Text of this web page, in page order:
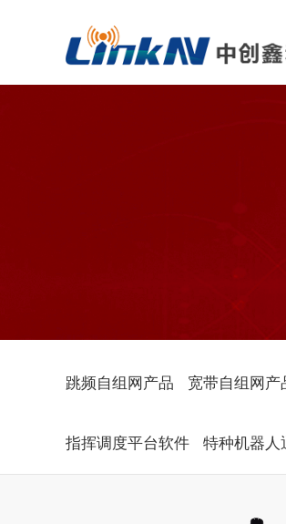
跳频自组网产品 宽带自组网产
指挥调度平台软件 特种机器人